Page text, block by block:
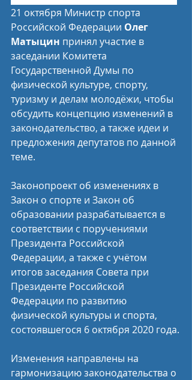
21 октября Министр спорта
Российской Федерации Олег
Матыцин принял участие в
заседании Комитета
Государственной Думы по
физической культуре, спорту,
туризму и делам молодёжи, чтобы
обсудить концепцию изменений в
законодательство, а также идеи и
предложения депутатов по данной
теме.
Законопроект об изменениях в
Закон о спорте и Закон об
образовании разрабатывается в
соответствии с поручениями
Президента Российской
Федерации, а также с учётом
итогов заседания Совета при
Президенте Российской
Федерации по развитию
физической культуры и спорта,
состоявшегося 6 октября 2020 года.
Изменения направлены на
гармонизацию законодательства о